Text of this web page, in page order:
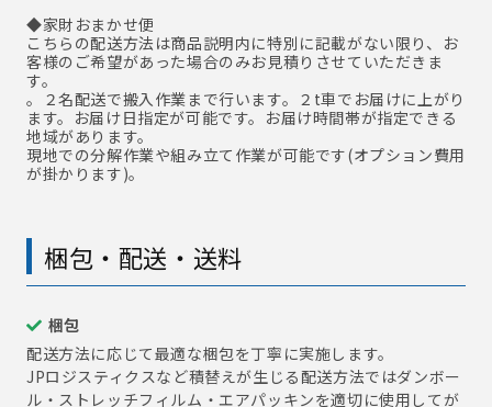
◆家財おまかせ便
こちらの配送方法は商品説明内に特別に記載がない限り、お
客様のご希望があった場合のみお見積りさせていただきま
す。
。２名配送で搬入作業まで行います。２t車でお届けに上がり
ます。お届け日指定が可能です。お届け時間帯が指定できる
地域があります。
現地での分解作業や組み立て作業が可能です(オプション費用
が掛かります)。
梱包・配送・送料
梱包
配送方法に応じて最適な梱包を丁寧に実施します。
JPロジスティクスなど積替えが生じる配送方法ではダンボー
ル・ストレッチフィルム・エアパッキンを適切に使用してが